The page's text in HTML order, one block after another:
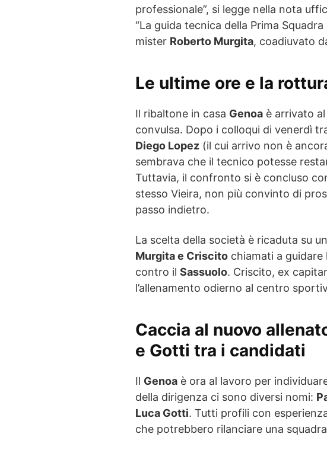
professionale”, si legge nella nota
“La guida tecnica della Prima
mister Roberto Murgita, coadiuvato
Le ultime ore e la
Il ribaltone in casa Genoa è arrivato
convulsa. Dopo i colloqui di venerdì
Diego Lopez (il cui arrivo non è
sembrava che il tecnico potesse
Tuttavia, il confronto si è concluso
stesso Vieira, non più convinto di
passo indietro.
La scelta della società è ricaduta su
Murgita e Criscito chiamati a
contro il Sassuolo. Criscito, ex
l’allenamento odierno al centro
Caccia al nuovo
e Gotti tra i candidati
Il Genoa è ora al lavoro per
della dirigenza ci sono diversi nomi:
Luca Gotti. Tutti profili con
che potrebbero rilanciare una